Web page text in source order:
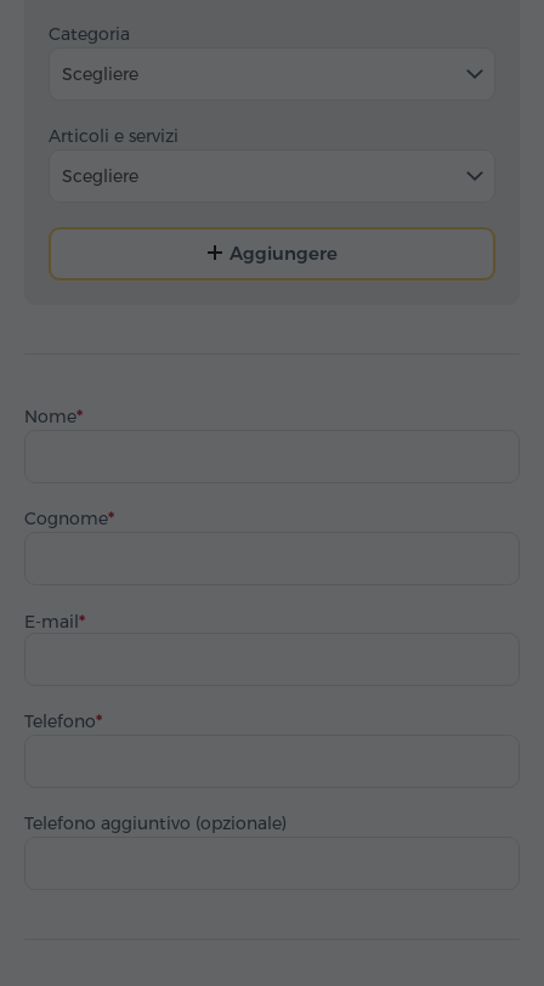
Categoria
Scegliere
Articoli e servizi
Scegliere
Aggiungere
Nome
Cognome
E-mail
Telefono
Telefono aggiuntivo (opzionale)